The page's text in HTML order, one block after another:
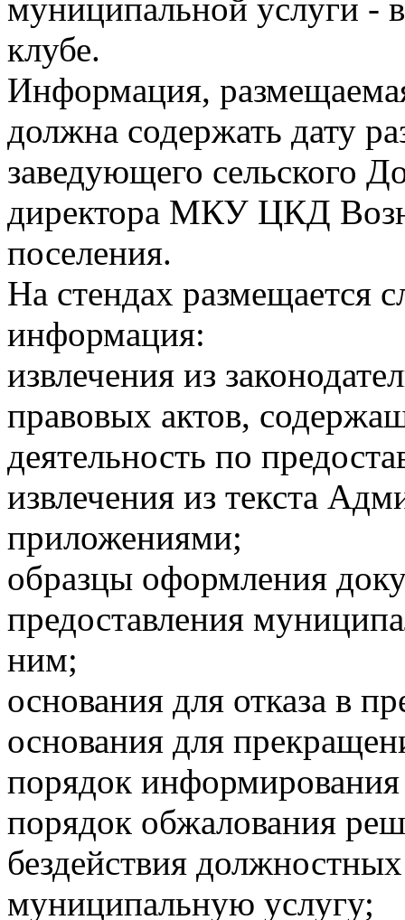
муниципальной услуги -
клубе.
Информация,
должна содержать дату
заведующего сельского
директора МКУ ЦКД
поселения.
На стендах размещается
информация:
извлечения из
правовых актов,
деятельность по
извлечения из текста
приложениями;
образцы оформления
предоставления
ним;
основания для отказа в
основания для
порядок информирования
порядок обжалования
бездействия
муниципальную услугу;